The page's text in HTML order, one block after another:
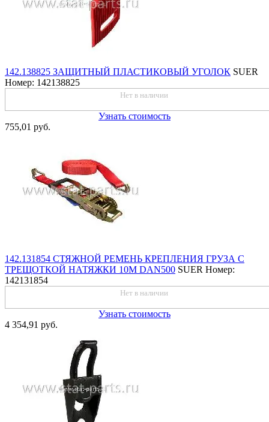
142.138825 ЗАЩИТНЫЙ ПЛАСТИКОВЫЙ УГОЛОК SUER
Номер: 142138825
Нет в наличии
Узнать стоимость
755,01 руб.
142.131854 СТЯЖНОЙ РЕМЕНЬ КРЕПЛЕНИЯ ГРУЗА С
ТРЕЩОТКОЙ НАТЯЖКИ 10M DAN500 SUER Номер:
142131854
Нет в наличии
Узнать стоимость
4 354,91 руб.